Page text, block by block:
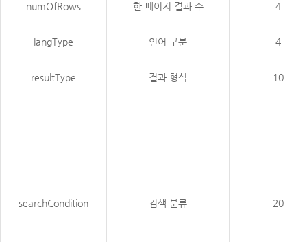
numOfRows 한 페이지 결과 수 4
langType 언어 구분 4
resultType 결과 형식 10
searchCondition 검색 분류 20